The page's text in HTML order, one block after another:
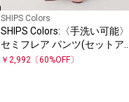
SHIPS Colors
SHIPS Colors:〈手洗い可能〉
セミフレア パンツ(セットアッ
プ対応可能)◇
￥ 2,992 〔60%OFF〕